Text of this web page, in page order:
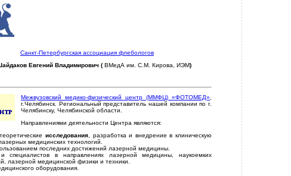
Санкт-Петербургская ассоциация флебологов
Евгений Владимирович ( ВМедА им. С.М. Кирова, ИЭМ)
Межвузовский медико-физический центр (ММФЦ) «ФОТОМЕД»
г.Челябинск. Региональный представитель нашей компании по г.
Челябинску, Челябинской области.
Направлениями деятельности Центра являются:
исследования, разработка и внедрение в клиническую
медицинских технологий.
последних достижений лазерной медицины.
и специалистов в направлениях лазерной медицины, наукоемких
лазерной медицинской физики и техники.
оборудования.